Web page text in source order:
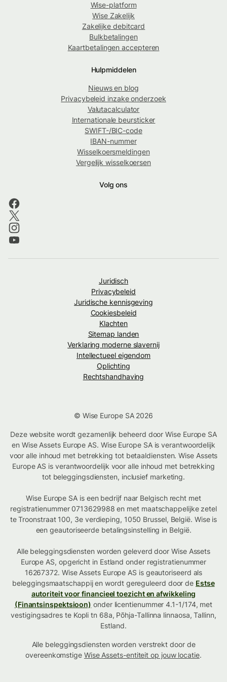
Wise-platform
Wise Zakelijk
Zakelijke debitcard
Bulkbetalingen
Kaartbetalingen accepteren
Hulpmiddelen
Nieuws en blog
Privacybeleid inzake onderzoek
Valutacalculator
Internationale beursticker
SWIFT-/BIC-code
IBAN-nummer
Wisselkoersmeldingen
Vergelijk wisselkoersen
Volg ons
Juridisch
Privacybeleid
Juridische kennisgeving
Cookiesbeleid
Klachten
Sitemap landen
Verklaring moderne slavernij
Intellectueel eigendom
Oplichting
Rechtshandhaving
© Wise Europe SA 2026
Deze website wordt gezamenlijk beheerd door Wise Europe SA
en Wise Assets Europe AS. Wise Europe SA is verantwoordelijk
voor alle inhoud met betrekking tot betaaldiensten. Wise Assets
Europe AS is verantwoordelijk voor alle inhoud met betrekking
tot beleggingsdiensten, inclusief marketing.
Wise Europe SA is een bedrijf naar Belgisch recht met
registratienummer 0713629988 en met maatschappelijke zetel
te Troonstraat 100, 3e verdieping, 1050 Brussel, België. Wise is
een geautoriseerde betalingsinstelling in België.
Alle beleggingsdiensten worden geleverd door Wise Assets
Europe AS, opgericht in Estland onder registratienummer
16267372. Wise Assets Europe AS is geautoriseerd als
beleggingsmaatschappij en wordt gereguleerd door de Estse
autoriteit voor financieel toezicht en afwikkeling
(Finantsinspektsioon) onder licentienummer 4.1-1/174, met
vestigingsadres te Kopli tn 68a, Põhja-Tallinna linnaosa, Tallinn,
Estland.
Alle beleggingsdiensten worden verstrekt door de
overeenkomstige Wise Assets-entiteit op jouw locatie.